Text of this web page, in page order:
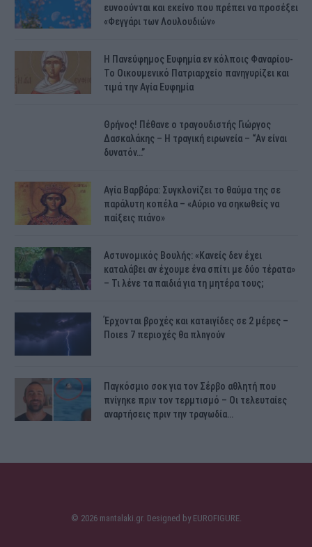
ευνοούνται και εκείνο που πρέπει να προσέξει
«Φεγγάρι των Λουλουδιών»
H Πανεύφημος Ευφημία εν κόλποις Φαναρίου-
Το Οικουμενικό Πατριαρχείο πανηγυρίζει και
τιμά την Αγία Ευφημία
Θρήνος! Πέθανε ο τραγουδιστής Γιώργος
Δασκαλάκης – Η τραγική ειρωνεία – “Αν είναι
δυνατόν…”
Αγία Βαρβάρα: Συγκλονίζει το θαύμα της σε
παράλυτη κοπέλα – «Αύριο να σηκωθείς να
παίξεις πιάνο»
Αστυνομικός Bουλής: «Κανείς δεν έχει
καταλάβει αν έχουμε ένα σπίτι με δύο τέρατα»
– Τι λένε τα παιδιά για τη μητέρα τους;
Έρχονται βροχές και κατaιγίδες σε 2 μέpες –
Ποιεs 7 πεpιοχές θα πλnγούν
Παγκόσμιο σοκ για τον Σέρβο αθλητή που
πνίγηκε πριν τον τερμτισμό – Οι τελευταίες
αναρτήσεις πριν την τραγωδία…
© 2026 mantalaki.gr. Designed by EUROFIGURE.